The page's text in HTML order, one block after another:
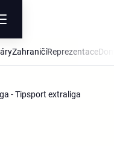
ZahraničíReprezentace
- Tipsport extraliga